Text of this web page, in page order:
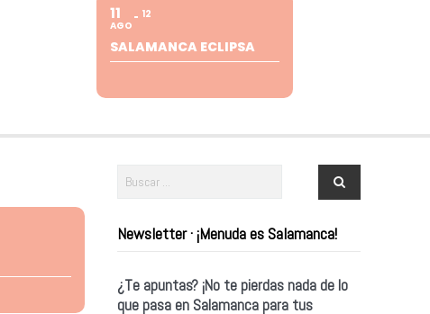
11
AGO
12
SALAMANCA ECLIPSA
Newsletter · ¡Menuda es Salamanca!
¿Te apuntas? ¡No te pierdas nada de lo
que pasa en Salamanca para tus